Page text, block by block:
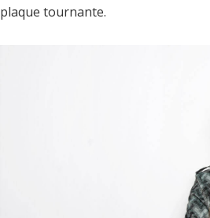
plaque tournante.